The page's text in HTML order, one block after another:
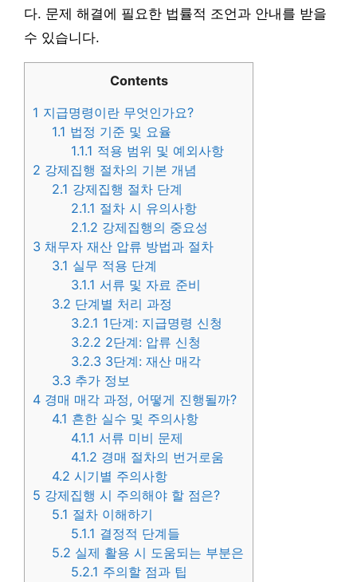
다. 문제 해결에 필요한 법률적 조언과 안내를 받을
수 있습니다.
Contents
1 지급명령이란 무엇인가요?
1.1 법정 기준 및 요율
1.1.1 적용 범위 및 예외사항
2 강제집행 절차의 기본 개념
2.1 강제집행 절차 단계
2.1.1 절차 시 유의사항
2.1.2 강제집행의 중요성
3 채무자 재산 압류 방법과 절차
3.1 실무 적용 단계
3.1.1 서류 및 자료 준비
3.2 단계별 처리 과정
3.2.1 1단계: 지급명령 신청
3.2.2 2단계: 압류 신청
3.2.3 3단계: 재산 매각
3.3 추가 정보
4 경매 매각 과정, 어떻게 진행될까?
4.1 흔한 실수 및 주의사항
4.1.1 서류 미비 문제
4.1.2 경매 절차의 번거로움
4.2 시기별 주의사항
5 강제집행 시 주의해야 할 점은?
5.1 절차 이해하기
5.1.1 결정적 단계들
5.2 실제 활용 시 도움되는 부분은
5.2.1 주의할 점과 팁